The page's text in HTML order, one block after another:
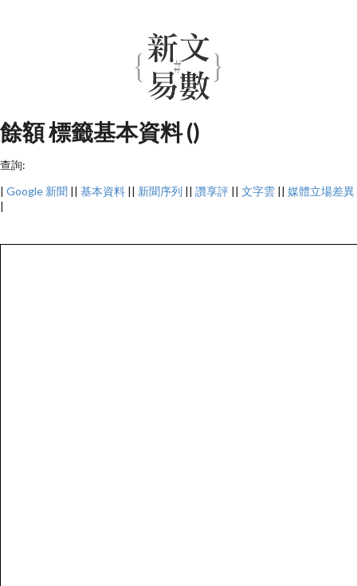
餘額 標籤基本資料 ()
查詢:
| Google 新聞 || 基本資料 || 新聞序列 || 讚享評 || 文字雲 || 媒體立場差異
|